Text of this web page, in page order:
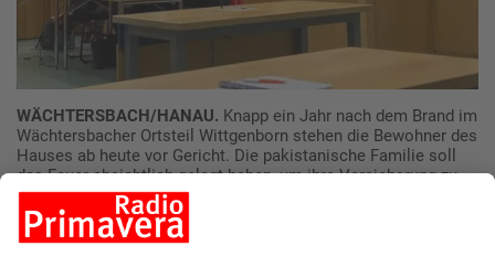
WÄCHTERSBACH/HANAU. Knapp ein Jahr nach dem Brand im
Wächtersbacher Ortsteil Wittgenborn stehen die Bewohner des
Hauses ab heute vor Gericht. Die pakistanische Familie soll
das Feuer absichtlich gelegt haben, um ihre Versicherung zu
betrügen.
Falsche Fährten und Versicherungsmissbrauch